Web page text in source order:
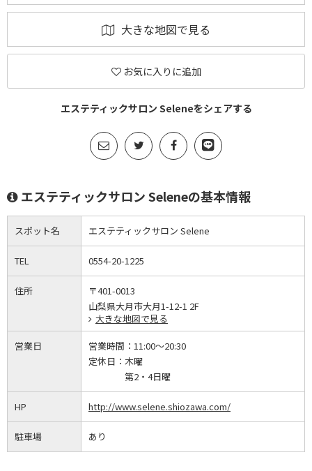
大きな地図で見る
お気に入りに追加
エステティックサロン Seleneをシェアする
エステティックサロン Seleneの基本情報
スポット名 エステティックサロン Selene
TEL 0554-20-1225
住所
〒401-0013
山梨県大月市大月1-12-1 2F
大きな地図で見る
営業日 営業時間： 11:00～20:30
定休日： 木曜
第2・4日曜
HP http://www.selene.shiozawa.com/
駐車場 あり